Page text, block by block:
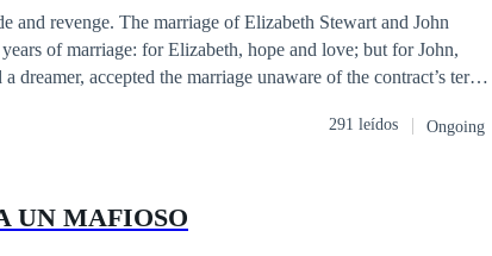
and revenge. The marriage of Elizabeth Stewart and John
of marriage: for Elizabeth, hope and love; but for John,
dreamer, accepted the marriage unaware of the contract’s terms.
He believed she had accepted the marriage for money.
for the housework. His contempt was relentless, and John
291 leídos Ongoing
UN MAFIOSO